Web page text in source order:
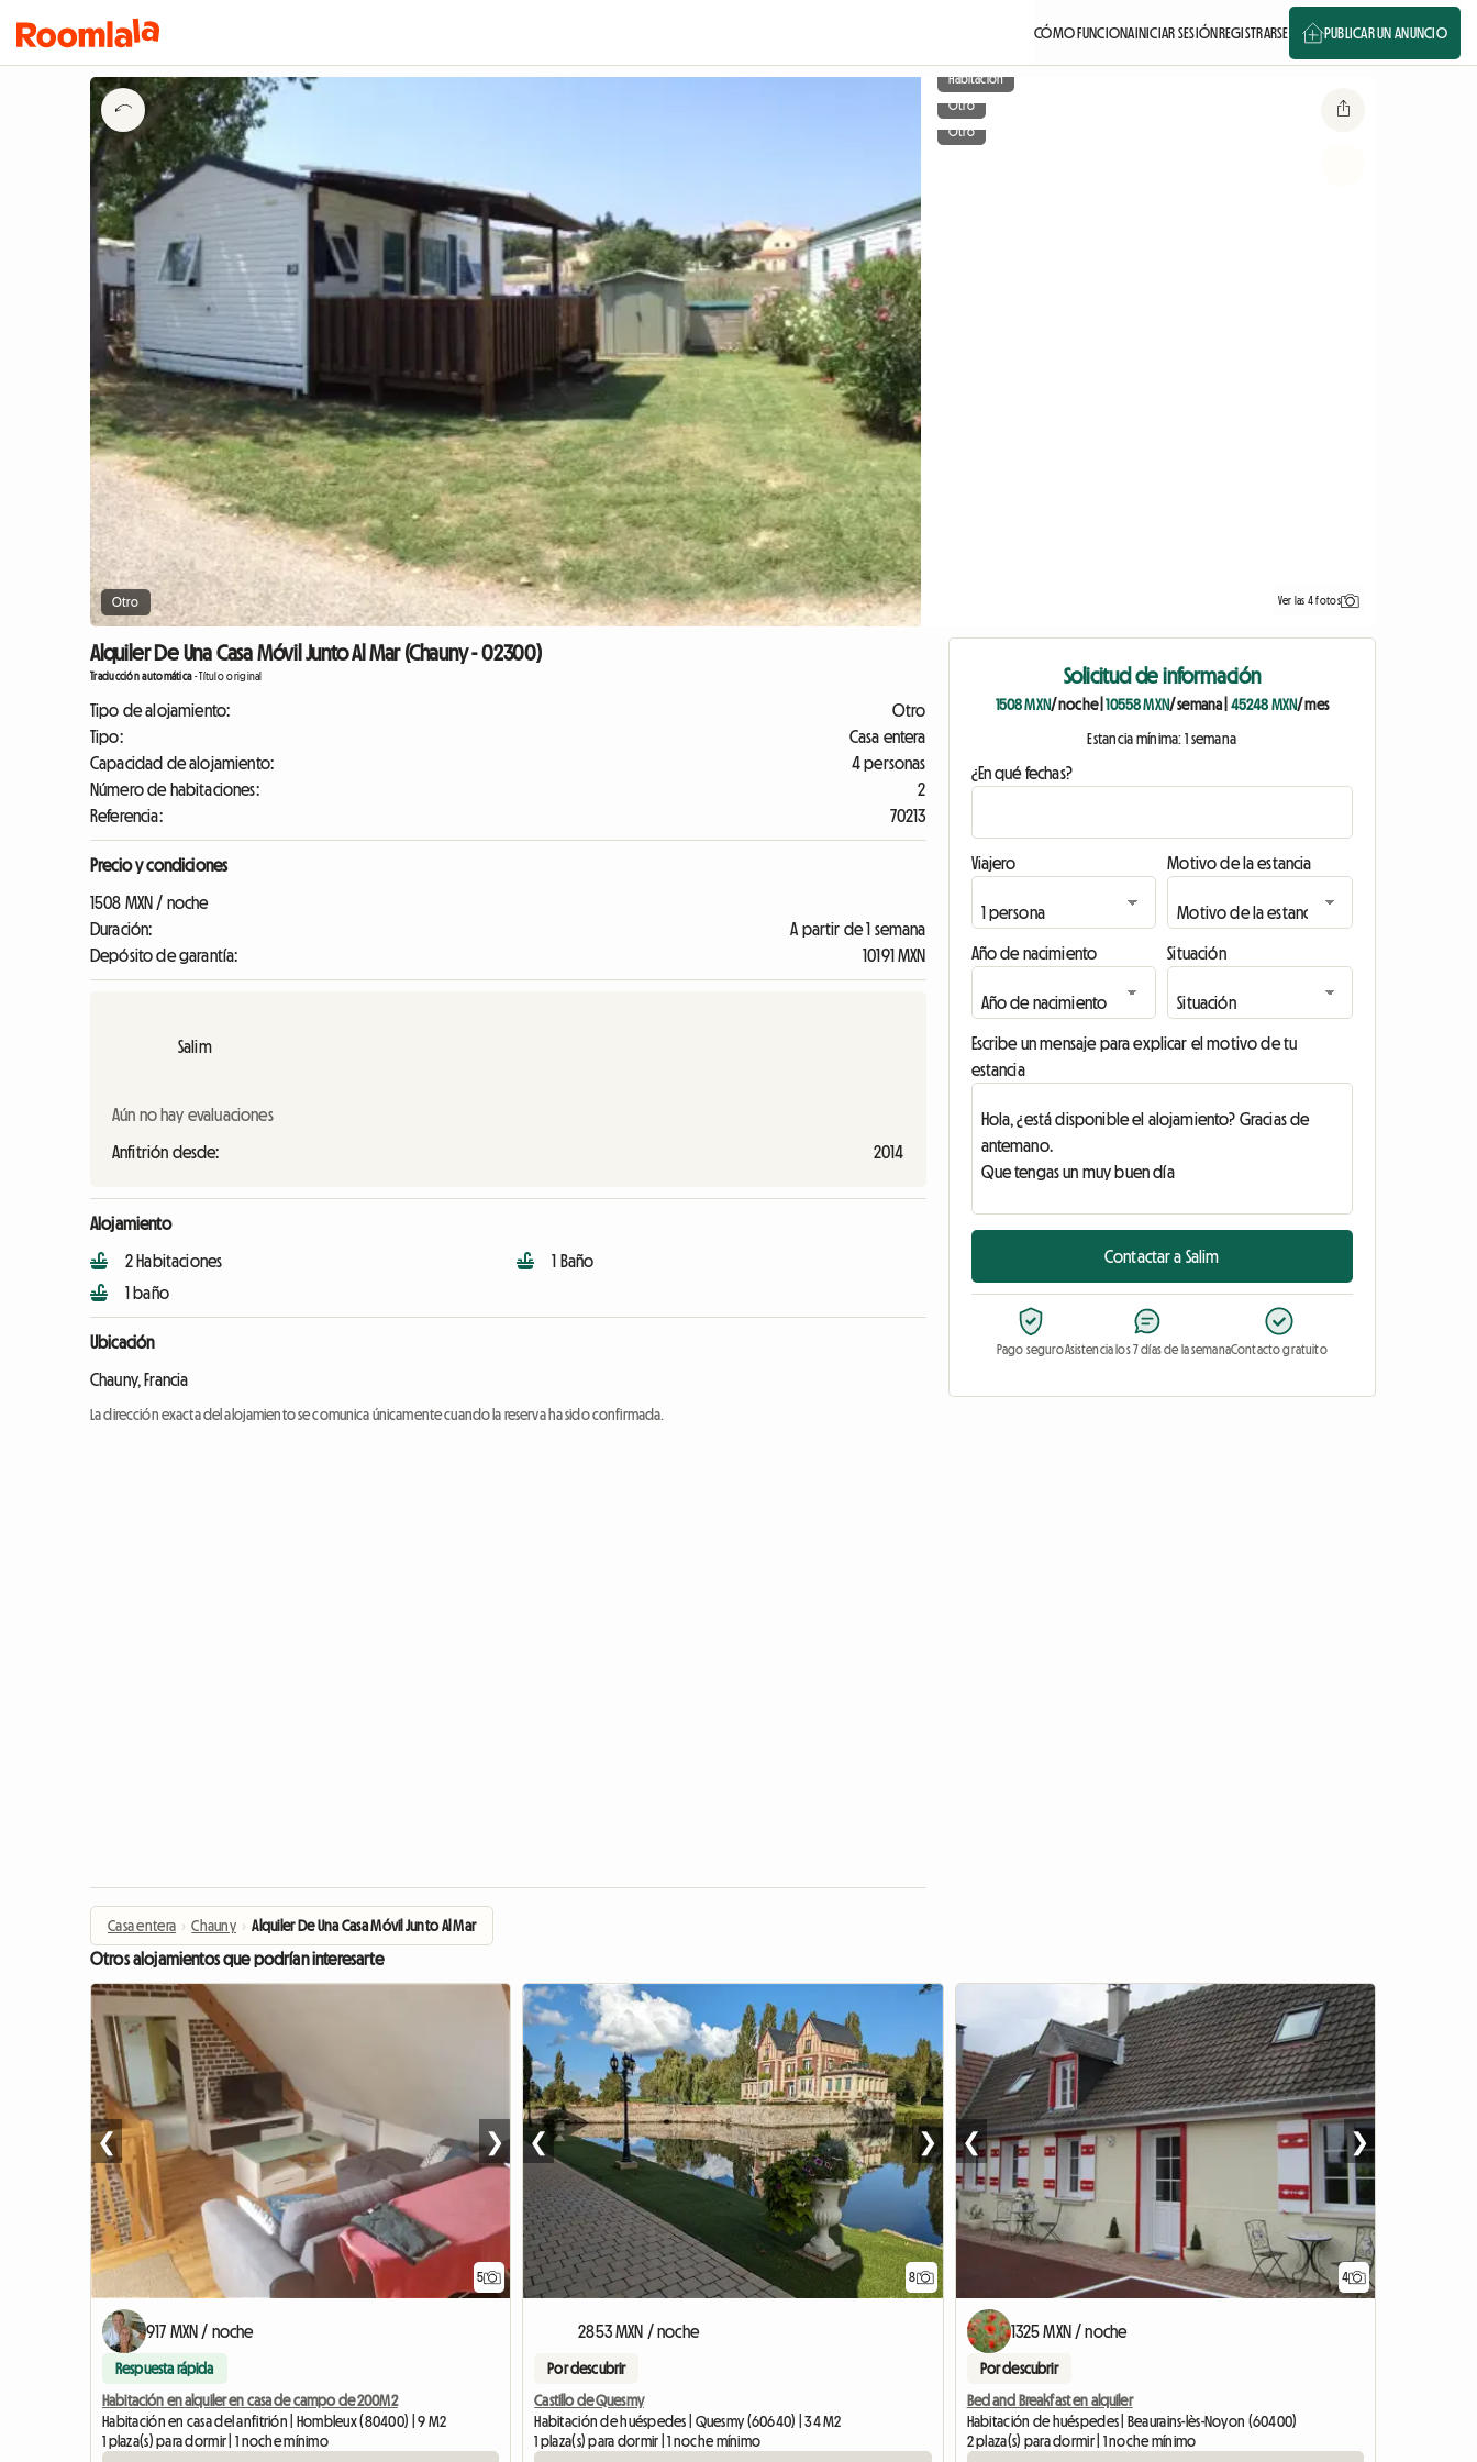
CÓMO FUNCIONAINICIAR SESIÓNREGISTRARSE PUBLICAR UN ANUNCIO
Otro
Habitación
Otro
Otro
Ver las 4 fotos
Alquiler De Una Casa Móvil Junto Al Mar (Chauny - 02300)
Traducción automática-Título original
Tipo de alojamiento:
Otro
Tipo:
Casa entera
Capacidad de alojamiento:
4 personas
Número de habitaciones:
2
Referencia:
70213
Precio y condiciones
1508 MXN / noche
Duración:
A partir de 1 semana
Depósito de garantía:
10191 MXN
Salim
Aún no hay evaluaciones
Anfitrión desde: 2014
Alojamiento
2 Habitaciones
1 baño
1 Baño
Ubicación
Chauny, Francia
La dirección exacta del alojamiento se comunica únicamente cuando la reserva ha sido confirmada.
Solicitud de información
1508 MXN/ noche|10558 MXN/ semana 45248 MXN/ mes
Estancia mínima: 1 semana
¿En qué fechas?
Viajero Motivo de la estancia
Año de nacimiento Situación
Escribe un mensaje para explicar el motivo de tu
estancia
Contactar a Salim
Pago seguroAsistencia los 7 días de la semanaContacto gratuito
Casa entera › Chauny › Alquiler De Una Casa Móvil Junto Al Mar
Otros alojamientos que podrían interesarte
5
❮ ❯
917 MXN / noche
Respuesta rápida
Habitación en alquiler en casa de campo de 200M2
Habitación en casa del anfitrión | Hombleux (80400) | 9 M2
1 plaza(s) para dormir | 1 noche mínimo
8
❮ ❯
2853 MXN / noche
Por descubrir
Castillo de Quesmy
Habitación de huéspedes | Quesmy (60640) | 34 M2
1 plaza(s) para dormir | 1 noche mínimo
4
❮ ❯
1325 MXN / noche
Por descubrir
Bed and Breakfast en alquiler
Habitación de huéspedes | Beaurains-lès-Noyon (60400)
2 plaza(s) para dormir | 1 noche mínimo